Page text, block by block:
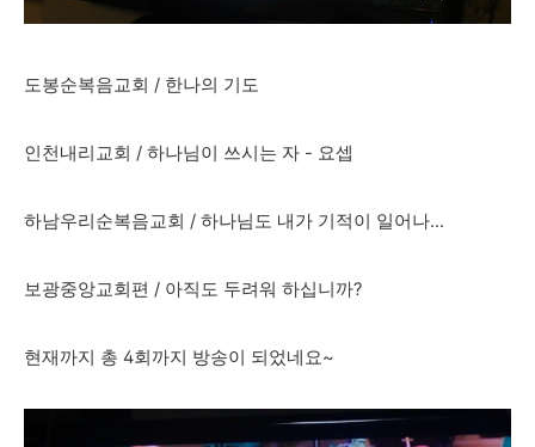
도봉순복음교회 / 한나의 기도
인천내리교회 / 하나님이 쓰시는 자 - 요셉
하남우리순복음교회 / 하나님도 내가 기적이 일어나...
보광중앙교회편 / 아직도 두려워 하십니까?
현재까지 총 4회까지 방송이 되었네요~